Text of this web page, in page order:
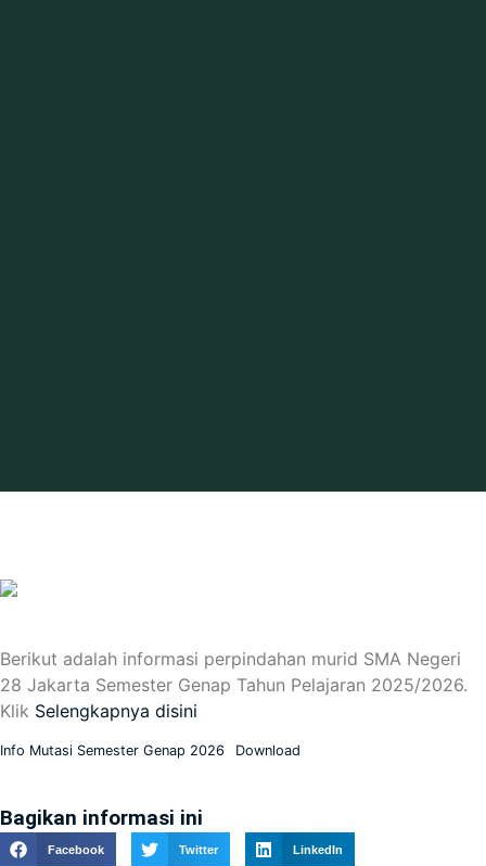
Berikut adalah informasi perpindahan murid SMA Negeri
28 Jakarta Semester Genap Tahun Pelajaran 2025/2026.
Klik Selengkapnya disini
Info Mutasi Semester Genap 2026 Download
Bagikan informasi ini
Facebook Twitter LinkedIn